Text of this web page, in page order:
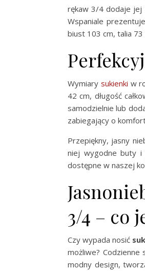
rękaw 3/4 dodaje jej
Wspaniale
biust 103 cm, talia
Wymiary sukienki w
42 cm, długość
samodzielnie lub
zabiegający o
Przepiękny, jasny
niej wygodne buty i
dostępne w naszej
3/4 – co
Czy wypada nosić
możliwe? Codzienne
modny design,